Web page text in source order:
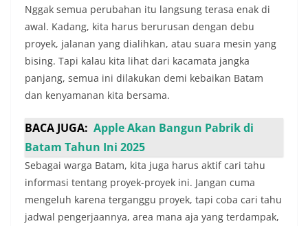
Nggak semua perubahan itu langsung terasa enak di
awal. Kadang, kita harus berurusan dengan debu
proyek, jalanan yang dialihkan, atau suara mesin yang
bising. Tapi kalau kita lihat dari kacamata jangka
panjang, semua ini dilakukan demi kebaikan Batam
dan kenyamanan kita bersama.
BACA JUGA: Apple Akan Bangun Pabrik di
Batam Tahun Ini 2025
Sebagai warga Batam, kita juga harus aktif cari tahu
informasi tentang proyek-proyek ini. Jangan cuma
mengeluh karena terganggu proyek, tapi coba cari tahu
jadwal pengerjaannya, area mana aja yang terdampak,